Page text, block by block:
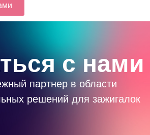
с нами
партнер в области
решений для зажигалок